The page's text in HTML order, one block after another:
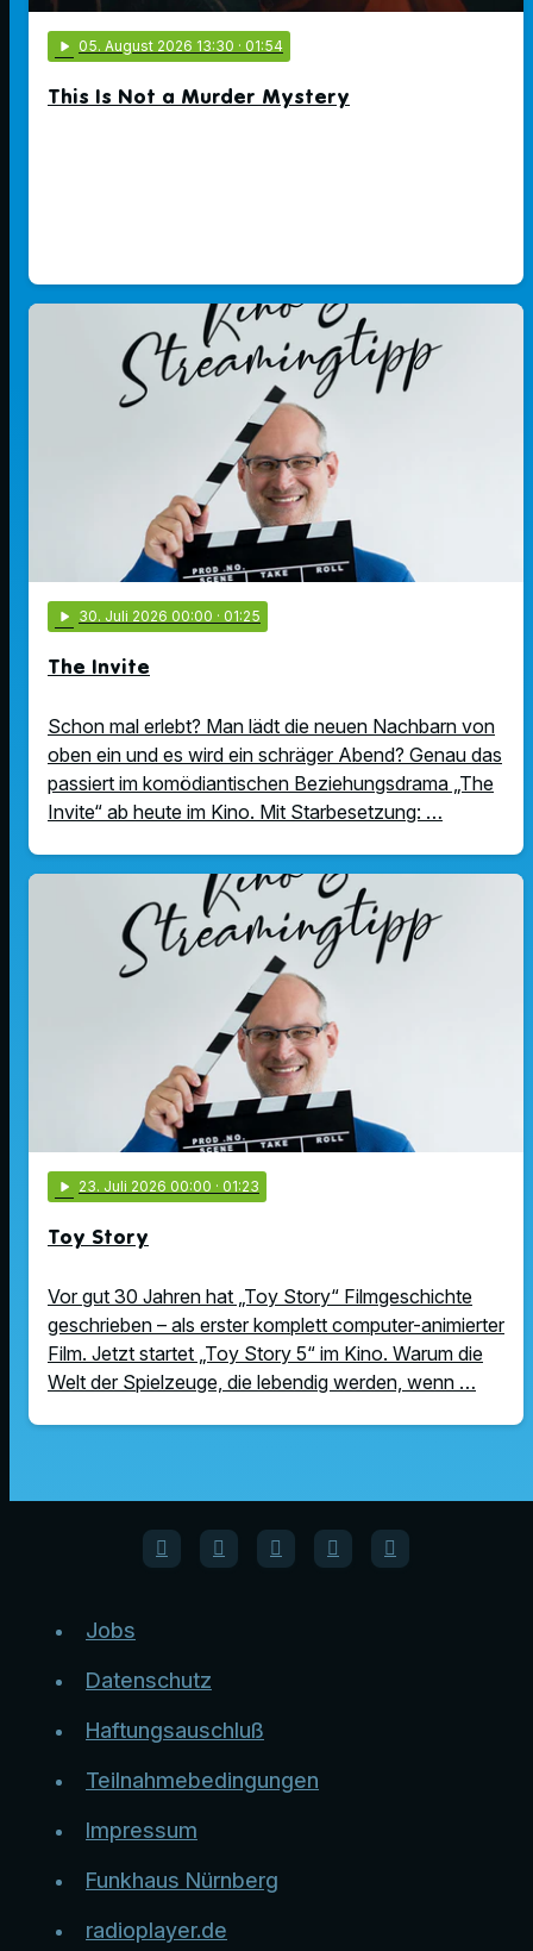
play_arrow 05. August 2026 13:30 · 01:54
This Is Not a Murder Mystery
play_arrow 30. Juli 2026 00:00 · 01:25
The Invite
Schon mal erlebt? Man lädt die neuen Nachbarn von
oben ein und es wird ein schräger Abend? Genau das
passiert im komödiantischen Beziehungsdrama „The
Invite“ ab heute im Kino. Mit Starbesetzung: …
play_arrow 23. Juli 2026 00:00 · 01:23
Toy Story
Vor gut 30 Jahren hat „Toy Story“ Filmgeschichte
geschrieben – als erster komplett computer-animierter
Film. Jetzt startet „Toy Story 5“ im Kino. Warum die
Welt der Spielzeuge, die lebendig werden, wenn …
Jobs
Datenschutz
Haftungsauschluß
Teilnahmebedingungen
Impressum
Funkhaus Nürnberg
radioplayer.de